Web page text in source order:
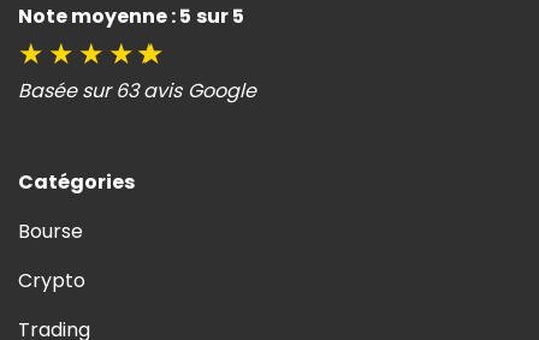
Note moyenne : 5 sur 5
★ ★ ★ ★★
Basée sur 63 avis Google
Catégories
Bourse
Crypto
Trading